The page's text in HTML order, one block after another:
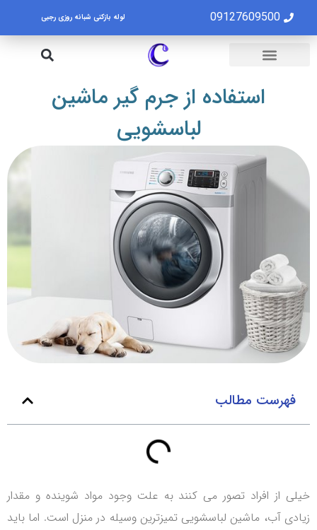
09127609500 لوله بازکنی شبانه روزی رجبی
استفاده از جرم گیر ماشین
لباسشویی
فهرست مطالب
خیلی از افراد تصور می کنند به علت وجود مواد شوینده و مقدار
زیادی آب، ماشین لباسشویی تمیزترین وسیله در منزل است. اما باید